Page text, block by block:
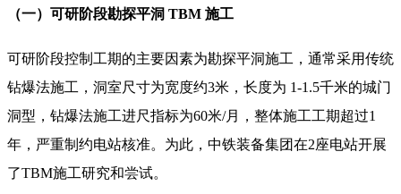
（一）可研阶段勘探平洞 TBM 施工
可研阶段控制工期的主要因素为勘探平洞施工，通常采用传统
钻爆法施工，洞室尺寸为宽度约3米，长度为 1-1.5千米的城门
洞型，钻爆法施工进尺指标为60米/月，整体施工工期超过1
年，严重制约电站核准。为此，中铁装备集团在2座电站开展
了TBM施工研究和尝试。